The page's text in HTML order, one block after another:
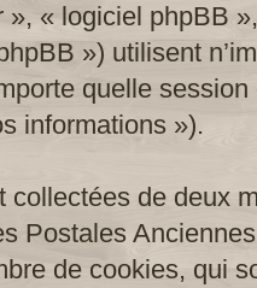
», « logiciel phpBB
») utilisent
quelle
informations »).
collectées de deux
Postales
de cookies, qui